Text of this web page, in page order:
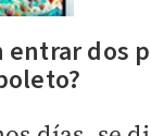
entrar dos